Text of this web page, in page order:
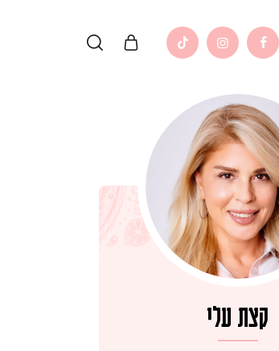
קצת עלי